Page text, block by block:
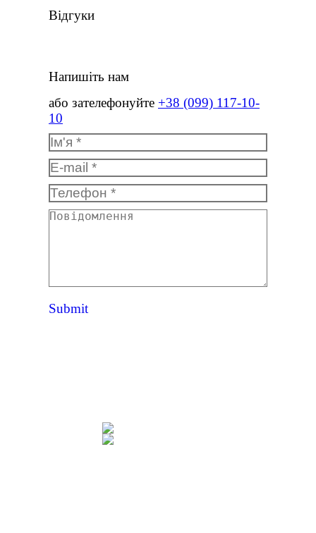
Відгуки
Напишіть нам
або зателефонуйте +38 (099) 117-10-
10
Ім'я *
E-mail *
Телефон *
Повідомлення
Submit